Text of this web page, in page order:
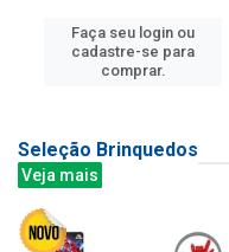
Faça seu login ou
cadastre-se para
comprar.
Seleção Brinquedos
Veja mais